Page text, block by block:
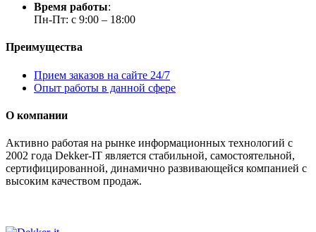
Время работы:
Пн-Пт: с 9:00 – 18:00
Преимущества
Прием заказов на сайте 24/7
Опыт работы в данной сфере
О компании
Активно работая на рынке информационных технологий с
2002 года Dekker-IT является стабильной, самостоятельной,
сертифицированной, динамично развивающейся компанией с
высоким качеством продаж.